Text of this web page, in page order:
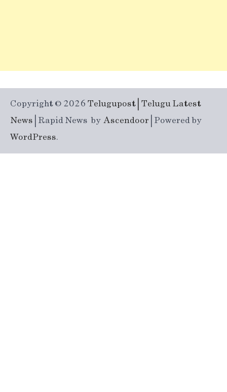
Copyright © 2026 Telugupost | Telugu Latest
News | Rapid News byAscendoor | Powered by
WordPress.